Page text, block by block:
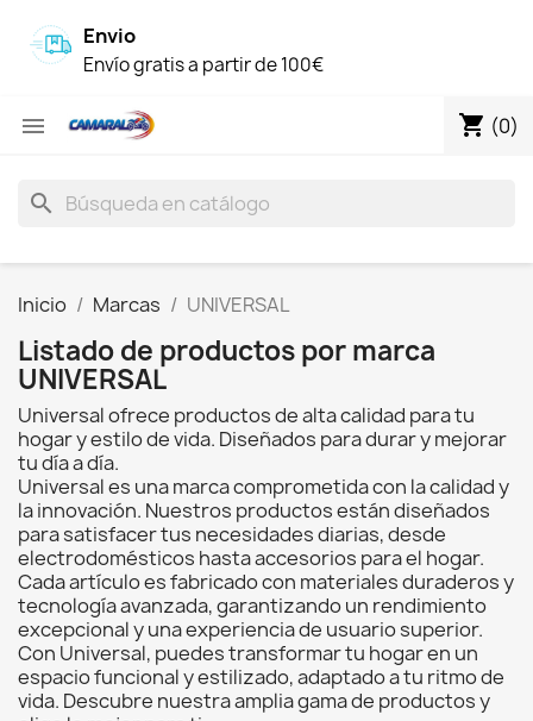
Envio
Envío gratis a partir de 100€
 shopping_cart (0)
search
Inicio Marcas UNIVERSAL
Listado de productos por marca
UNIVERSAL
Universal ofrece productos de alta calidad para tu
hogar y estilo de vida. Diseñados para durar y mejorar
tu día a día.
Universal es una marca comprometida con la calidad y
la innovación. Nuestros productos están diseñados
para satisfacer tus necesidades diarias, desde
electrodomésticos hasta accesorios para el hogar.
Cada artículo es fabricado con materiales duraderos y
tecnología avanzada, garantizando un rendimiento
excepcional y una experiencia de usuario superior.
Con Universal, puedes transformar tu hogar en un
espacio funcional y estilizado, adaptado a tu ritmo de
vida. Descubre nuestra amplia gama de productos y